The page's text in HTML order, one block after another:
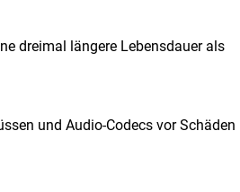
dreimal längere Lebensdauer als
und Audio-Codecs vor Schäden